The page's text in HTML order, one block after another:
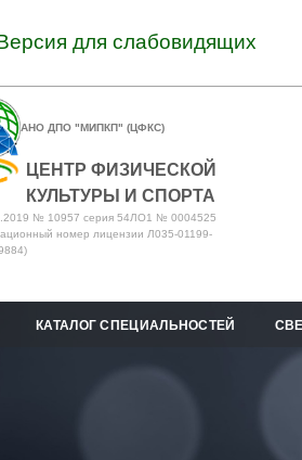
для слабовидящих
АНО ДПО "МИПКП" (ЦФКС)
ЦЕНТР ФИЗИЧЕСКОЙ
КУЛЬТУРЫ И СПОРТА
№ 10957 серия 54ЛО1 № 0004525
номер лицензии Л035-01199-
КАТАЛОГ СПЕЦИАЛЬНОСТЕЙ